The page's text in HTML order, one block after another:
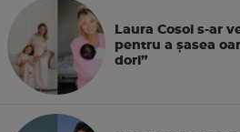
Laura Cosoi s-ar
pentru a şasea
dori”